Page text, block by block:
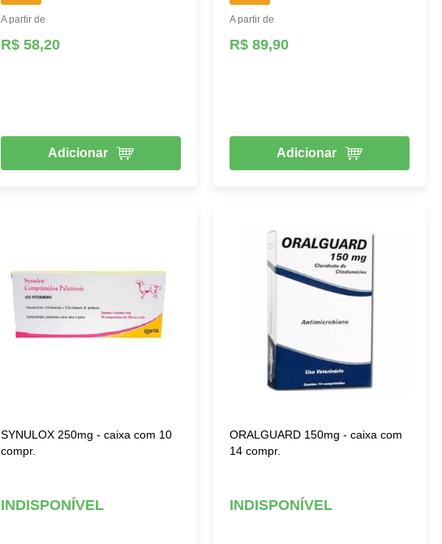
A partir de
R$ 58,20
Adicionar
A partir de
R$ 89,90
Adicionar
SYNULOX 250mg - caixa com 10
compr.
INDISPONÍVEL
ORALGUARD 150mg - caixa com
14 compr.
INDISPONÍVEL